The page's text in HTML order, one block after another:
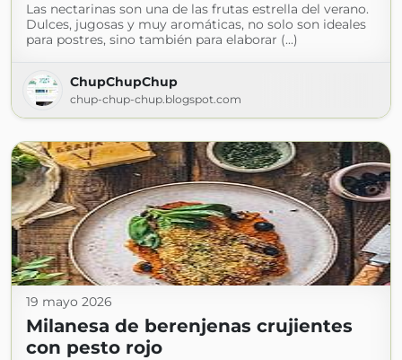
Las nectarinas son una de las frutas estrella del verano.
Dulces, jugosas y muy aromáticas, no solo son ideales
para postres, sino también para elaborar (...)
ChupChupChup
chup-chup-chup.blogspot.com
19 mayo 2026
Milanesa de berenjenas crujientes
con pesto rojo